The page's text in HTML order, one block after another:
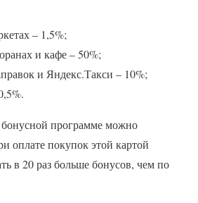
– 1,5%;
и кафе – 50%;
и Яндекс.Такси – 10%;
бонусной программе можно
оплате покупок этой картой
в 20 раз больше бонусов, чем по